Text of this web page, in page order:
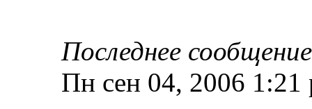
Последнее сообщение
Пн сен 04, 2006 1:21